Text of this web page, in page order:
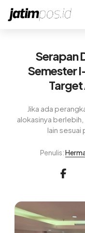
Serapan
Semester
Target
Jika ada
alokasinya
lain sesuai
Penulis: